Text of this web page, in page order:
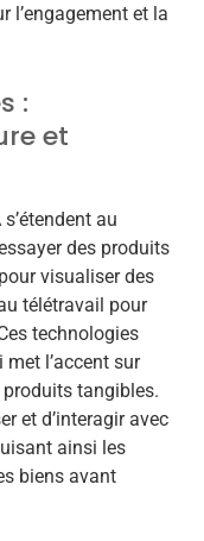
l’engagement et la
:
et
au
des produits
visualiser des
télétravail pour
technologies
l’accent sur
produits tangibles.
et d’interagir avec
ainsi les
biens avant